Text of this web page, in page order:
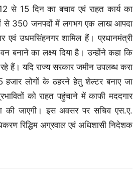
से 15 दिन का बचाव एवं राहत कार्य का
में से 350 जनपदों में लगभग एक लाख आपदा
एवं उधमसिंहनगर शामिल हैं। प्रधानमंत्री
बनाने का लक्ष्य दिया है। उन्होंने कहा कि
रहे हैं। यदि राज्य सरकार जमीन उपलब्ध करा
लोगों के ठहरने हेतु शेल्टर बनाए जा
को राहत पहुंचाने में काफी मददगार
की जाएगी। इस अवसर पर सचिव एस.ए.
रिद्धिम अग्रवाल एवं अधिशासी निदेशक